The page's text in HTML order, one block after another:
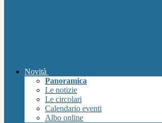
Novità
Panoramica
Le notizie
Le circolari
Calendario eventi
Albo online